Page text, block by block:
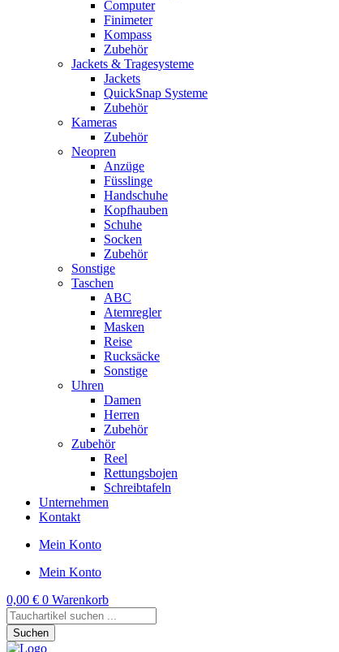
Computer
Finimeter
Kompass
Zubehör
Jackets & Tragesysteme
Jackets
QuickSnap Systeme
Zubehör
Kameras
Zubehör
Neopren
Anzüge
Füsslinge
Handschuhe
Kopfhauben
Schuhe
Socken
Zubehör
Sonstige
Taschen
ABC
Atemregler
Masken
Reise
Rucksäcke
Sonstige
Uhren
Damen
Herren
Zubehör
Zubehör
Reel
Rettungsbojen
Schreibtafeln
Unternehmen
Kontakt
Mein Konto
Mein Konto
0,00 € 0 Warenkorb
Products
search
Suchen